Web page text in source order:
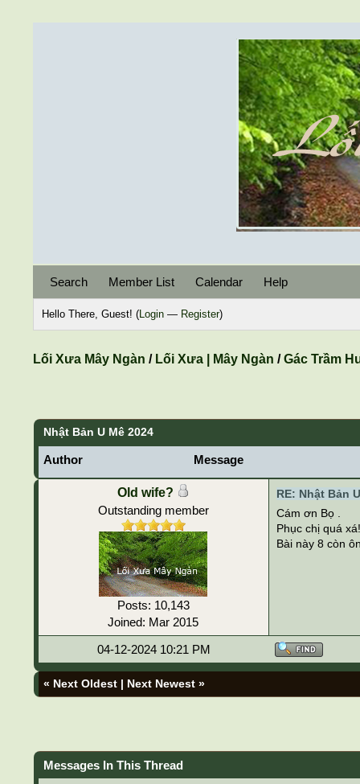
Search Member List Calendar Help
Hello There, Guest! (Login — Register)
Lối Xưa Mây Ngàn / Lối Xưa | Mây Ngàn /Gác Trầm
Nhật Bản U Mê 2024
Author Message
Old wife?
Outstanding member
Posts: 10,143
Joined: Mar 2015
RE: Nhật Bản
Cám ơn Bọ .
Phục chị quá
Bài này 8 còn
04-12-2024 10:21 PM
« Next Oldest| Next Newest»
Messages In This Thread